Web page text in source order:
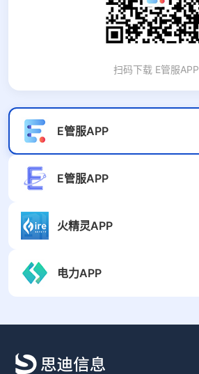
扫码下载 E管服APP
E管服APP
E管服APP
火精灵APP
电力APP